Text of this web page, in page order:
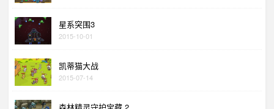
星系突围3
2015-10-01
凯蒂猫大战
2015-07-14